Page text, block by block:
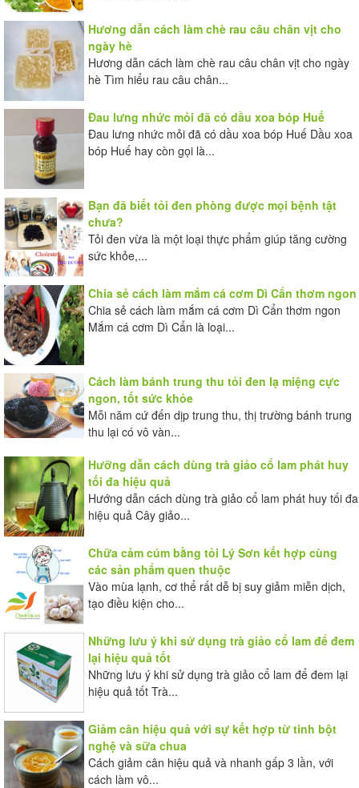
Hương dẫn cách làm chè rau câu chân vịt cho
ngày hè
Hương dẫn cách làm chè rau câu chân vịt cho ngày
hè Tìm hiểu rau câu chân...
Đau lưng nhức mỏi đã có dầu xoa bóp Huế
Đau lưng nhức mỏi đã có dầu xoa bóp Huế Dầu xoa
bóp Huế hay còn gọi là...
Bạn đã biết tỏi đen phòng được mọi bệnh tật
chưa?
Tỏi đen vừa là một loại thực phẩm giúp tăng cường
sức khỏe,...
Chia sẻ cách làm mắm cá cơm Dì Cẩn thơm ngon
Chia sẻ cách làm mắm cá cơm Dì Cẩn thơm ngon
Mắm cá cơm Dì Cẩn là loại...
Cách làm bánh trung thu tỏi đen lạ miệng cực
ngon, tốt sức khỏe
Mỗi năm cứ đến dịp trung thu, thị trường bánh trung
thu lại có vô vàn...
Hưỡng dẫn cách dùng trà giảo cổ lam phát huy
tối đa hiệu quả
Hướng dẫn cách dùng trà giảo cổ lam phát huy tối đa
hiệu quả Cây giảo...
Chữa cảm cúm bằng tỏi Lý Sơn kết hợp cùng
các sản phẩm quen thuộc
Vào mùa lạnh, cơ thể rất dễ bị suy giảm miễn dịch,
tạo điều kiện cho...
Những lưu ý khi sử dụng trà giảo cổ lam để đem
lại hiệu quả tốt
Những lưu ý khi sử dụng trà giảo cổ lam để đem lại
hiệu quả tốt Trà...
Giảm cân hiệu quả với sự kết hợp từ tinh bột
nghệ và sữa chua
Cách giảm cân hiệu quả và nhanh gấp 3 lần, với
cách làm vô...